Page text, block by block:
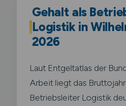
Gehalt als
Logistik in
2026
Laut Entgeltatlas der
Arbeit liegt das
Betriebsleiter Logistik